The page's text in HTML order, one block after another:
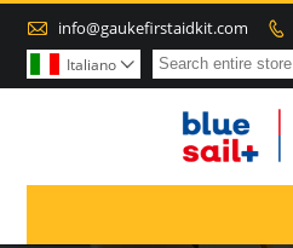
 info@gaukefirstaidkit.com 
Italiano 